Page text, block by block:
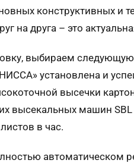
конструктивных
на друга – это
выбираем
установлена и
высечки
высекальных машин SBL
в час.
автоматическом